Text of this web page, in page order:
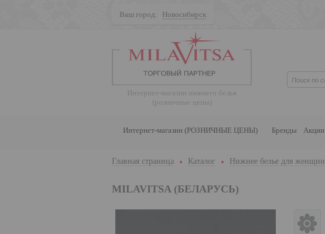
Ваш город: Новосибирск
Интернет-магазин нижнего белья
(розничные цены)
Интернет-магазин (РОЗНИЧНЫЕ ЦЕНЫ) Бренды Акции
Главная страница Каталог Нижнее белье для женщин
MILAVITSA (БЕЛАРУСЬ)